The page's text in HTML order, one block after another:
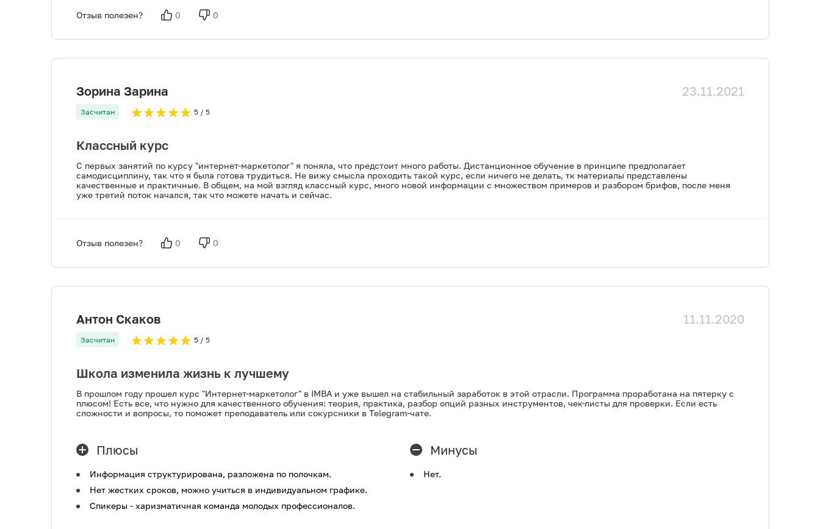
Отзыв полезен? 0 0
Зорина Зарина 23.11.2021
Засчитан 5 / 5
Классный курс
С первых занятий по курсу "интернет-маркетолог" я поняла, что предстоит много работы. Дистанционное обучение в принципе предполагает
самодисциплину, так что я была готова трудиться. Не вижу смысла проходить такой курс, если ничего не делать, тк материалы представлены
качественные и практичные. В общем, на мой взгляд классный курс, много новой информации с множеством примеров и разбором брифов, после меня
уже третий поток начался, так что можете начать и сейчас.
Отзыв полезен? 0 0
Антон Скаков 11.11.2020
Засчитан 5 / 5
Школа изменила жизнь к лучшему
В прошлом году прошел курс "Интернет-маркетолог" в IMBA и уже вышел на стабильный заработок в этой отрасли. Программа проработана на пятерку с
плюсом! Есть все, что нужно для качественного обучения: теория, практика, разбор опций разных инструментов, чек-листы для проверки. Если есть
сложности и вопросы, то поможет преподаватель или сокурсники в Telegram-чате.
Плюсы
Информация структурирована, разложена по полочкам.
Нет жестких сроков, можно учиться в индивидуальном графике.
Спикеры - харизматичная команда молодых профессионалов.
Минусы
Нет.